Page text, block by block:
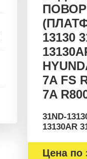
13130
7A FS
7A
31ND-
13130AR
Цена по